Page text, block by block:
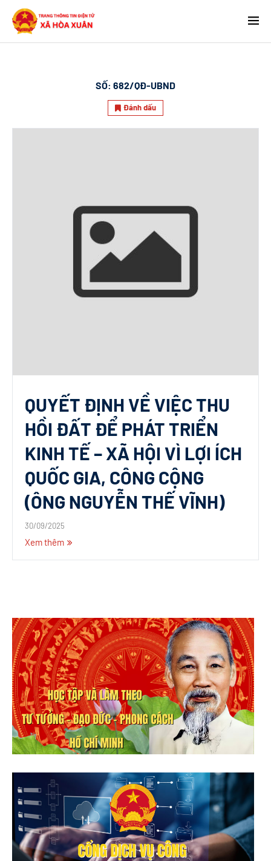
SỐ: 682/QĐ-UBND
Đánh dấu
QUYẾT ĐỊNH VỀ VIỆC THU
HỒI ĐẤT ĐỂ PHÁT TRIỂN
KINH TẾ – XÃ HỘI VÌ LỢI ÍCH
QUỐC GIA, CÔNG CỘNG
(ÔNG NGUYỄN THẾ VĨNH)
30/09/2025
Xem thêm